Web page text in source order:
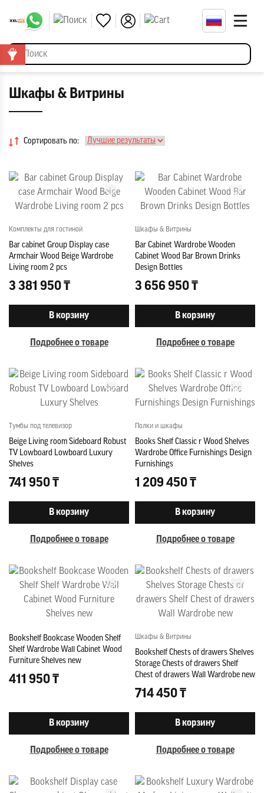
Шкафы & Витрины
Сортировать по:
Комплекты для гостиной
Bar cabinet Group Display case
Armchair Wood Beige Wardrobe
Living room 2 pcs
3 381 950 ₸
В корзину
Подробнее о товаре
Шкафы & Витрины
Bar Cabinet Wardrobe Wooden
Cabinet Wood Bar Brown Drinks
Design Bottles
3 656 950 ₸
В корзину
Подробнее о товаре
Тумбы под телевизор
Beige Living room Sideboard Robust
TV Lowboard Lowboard Luxury
Shelves
741 950 ₸
В корзину
Подробнее о товаре
Полки и шкафы
Books Shelf Classic r Wood Shelves
Wardrobe Office Furnishings Design
Furnishings
1 209 450 ₸
В корзину
Подробнее о товаре
Bookshelf Bookcase Wooden Shelf
Shelf Wardrobe Wall Cabinet Wood
Furniture Shelves new
411 950 ₸
В корзину
Подробнее о товаре
Шкафы & Витрины
Bookshelf Chests of drawers Shelves
Storage Chests of drawers Shelf
Chest of drawers Wall Wardrobe new
714 450 ₸
В корзину
Подробнее о товаре